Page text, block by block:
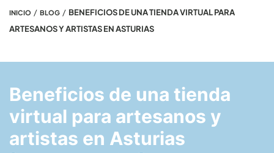
INICIO / BLOG / BENEFICIOS DE UNA TIENDA VIRTUAL PARA
ARTESANOS Y ARTISTAS EN ASTURIAS
Beneficios de una tienda
virtual para artesanos y
artistas en Asturias